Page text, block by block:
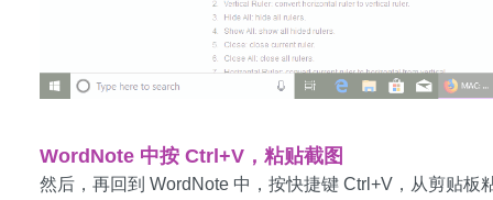
WordNote 中按 Ctrl+V，粘贴截图
然后，再回到 WordNote 中，按快捷键 Ctrl+V，从剪贴板